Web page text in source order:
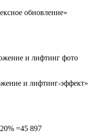
обновление»
и лифтинг-эффект»